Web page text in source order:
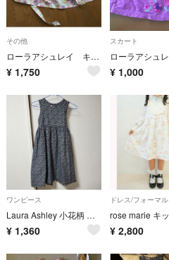
その他
ローラアシュレイ キッズエプロン
¥ 1,750
スカート
¥ 1,000
ワンピース
Laura Ashley 小花柄 ノースリーブ ワンピース 110
¥ 1,360
ドレス/フォーマル
¥ 2,800